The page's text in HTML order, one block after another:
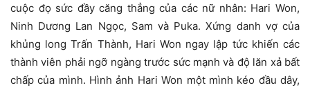
cuộc đọ sức đầy căng thẳng của các nữ nhân: Hari Won,
Ninh Dương Lan Ngọc, Sam và Puka. Xứng danh vợ của
khủng long Trấn Thành, Hari Won ngay lập tức khiến các
thành viên phải ngỡ ngàng trước sức mạnh và độ lăn xả bất
chấp của mình. Hình ảnh Hari Won một mình kéo đầu dây,